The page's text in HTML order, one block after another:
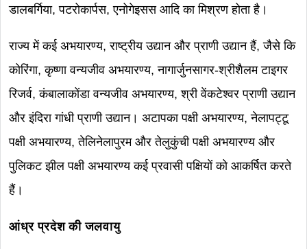
डालबर्गिया, पटरोकार्पस, एनोगेइसस आदि का मिश्रण होता है।
राज्य में कई अभयारण्य, राष्ट्रीय उद्यान और प्राणी उद्यान हैं, जैसे कि
कोरिंगा, कृष्णा वन्यजीव अभयारण्य, नागार्जुनसागर-श्रीशैलम टाइगर
रिजर्व, कंबालाकोंडा वन्यजीव अभयारण्य, श्री वेंकटेश्वर प्राणी उद्यान
और इंदिरा गांधी प्राणी उद्यान। अटापका पक्षी अभयारण्य, नेलापट्टू
पक्षी अभयारण्य, तेलिनेलापुरम और तेलुकुंची पक्षी अभयारण्य और
पुलिकट झील पक्षी अभयारण्य कई प्रवासी पक्षियों को आकर्षित करते
हैं।
आंध्र प्रदेश की जलवायु